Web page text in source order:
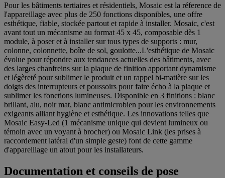
Pour les bâtiments tertiaires et résidentiels, Mosaic est la réference de
l'appareillage avec plus de 250 fonctions disponibles, une offre
esthétique, fiable, stockée partout et rapide à installer. Mosaic, c'est
avant tout un mécanisme au format 45 x 45, composable dès 1
module, à poser et à installer sur tous types de supports : mur,
colonne, colonnette, boîte de sol, goulotte...L'esthétique de Mosaic
évolue pour répondre aux tendances actuelles des bâtiments, avec
des larges chanfreins sur la plaque de finition apportant dynamisme
et légèreté pour sublimer le produit et un rappel bi-matière sur les
doigts des interrupteurs et poussoirs pour faire écho à la plaque et
sublimer les fonctions lumineuses. Disponible en 3 finitions : blanc
brillant, alu, noir mat, blanc antimicrobien pour les environnements
exigeants alliant hygiène et esthétique. Les innovations telles que
Mosaic Easy-Led (1 mécanisme unique qui devient lumineux ou
témoin avec un voyant à brocher) ou Mosaic Link (les prises à
raccordement latéral d'un simple geste) font de cette gamme
d'appareillage un atout pour les installateurs.
Documentation et conseils de pose